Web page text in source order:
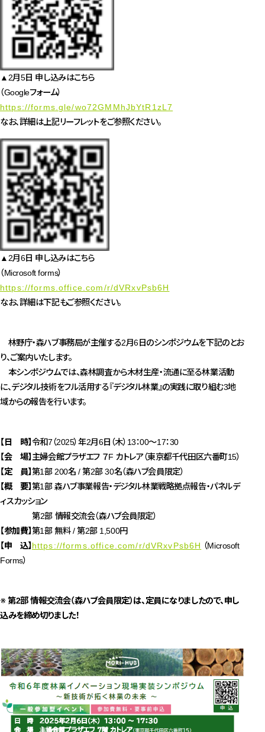
▲2月5日 申し込みはこちら
（Googleフォーム）
https://forms.gle/wo72GMMhJbYtR1zL7
なお、詳細は上記リーフレットをご参照ください。
▲2月6日 申し込みはこちら
（Microsoft forms）
https://forms.office.com/r/dVRxvPsb6H
なお、詳細は下記もご参照ください。
林野庁・森ハブ事務局が主催する2月6日のシンポジウムを下記のとお
り、ご案内いたします。
本シンポジウムでは、森林調査から木材生産・流通に至る林業活動
に、デジタル技術をフル活用する『デジタル林業』の実践に取り組む3地
域からの報告を行います。
【日 時】令和7（2025）年2月6日（木）13：00～17：30
【会 場】 主婦会館プラザエフ ７F カトレア（東京都千代田区六番町15）
【定 員】第1部 200名 / 第2部 30名（森ハブ会員限定）
【概 要】第1部 森ハブ事業報告・デジタル林業戦略拠点報告・パネルデ
ィスカッション
第2部 情報交流会（森ハブ会員限定）
【参加費】第1部 無料 / 第2部 1,500円
【申 込】 https://forms.office.com/r/dVRxvPsb6H （Microsoft
Forms）
※第2部 情報交流会（森ハブ会員限定）は、定員になりましたので、申し
込みを締め切りました！